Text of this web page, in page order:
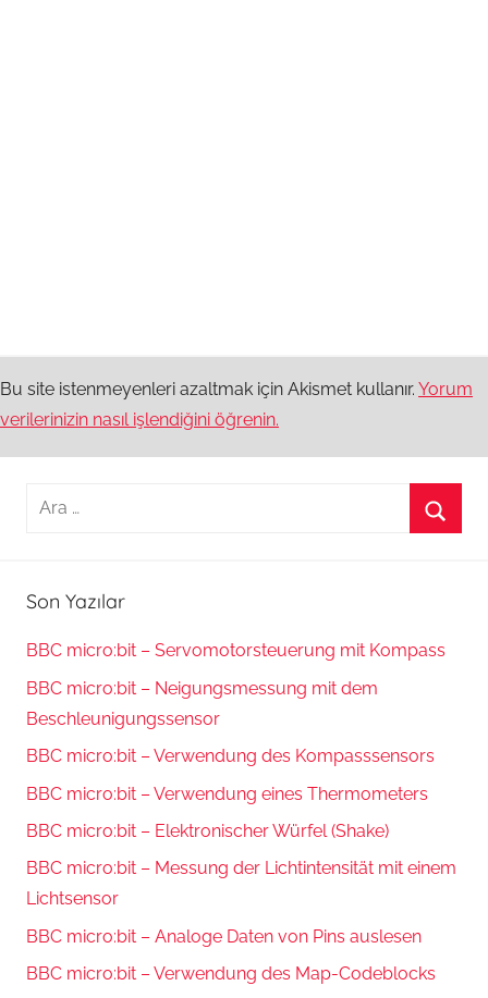
Bu site istenmeyenleri azaltmak için Akismet kullanır. Yorum
verilerinizin nasıl işlendiğini öğrenin.
Arama:
Son Yazılar
BBC micro:bit – Servomotorsteuerung mit Kompass
BBC micro:bit – Neigungsmessung mit dem
Beschleunigungssensor
BBC micro:bit – Verwendung des Kompasssensors
BBC micro:bit – Verwendung eines Thermometers
BBC micro:bit – Elektronischer Würfel (Shake)
BBC micro:bit – Messung der Lichtintensität mit einem
Lichtsensor
BBC micro:bit – Analoge Daten von Pins auslesen
BBC micro:bit – Verwendung des Map-Codeblocks